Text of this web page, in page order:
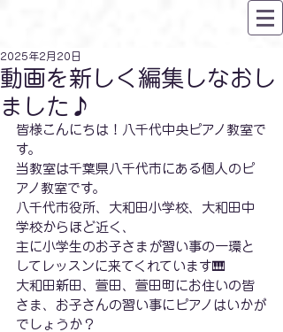
動画を新しく編集しなおし
ました♪
2025年2月20日
皆様こんにちは！八千代中央ピアノ教室で
す。
当教室は千葉県八千代市にある個人のピ
アノ教室です。
八千代市役所、大和田小学校、大和田中
学校からほど近く、
主に小学生のお子さまが習い事の一環と
してレッスンに来てくれています🎹
大和田新田、萱田、萱田町にお住いの皆
さま、お子さんの習い事にピアノはいかが
でしょうか？